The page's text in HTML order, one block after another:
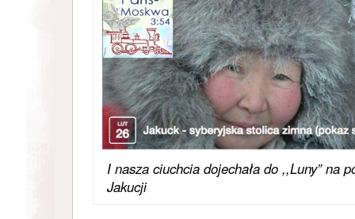
I nasza ciuchcia dojechała do ,,Luny” na
Jakucji